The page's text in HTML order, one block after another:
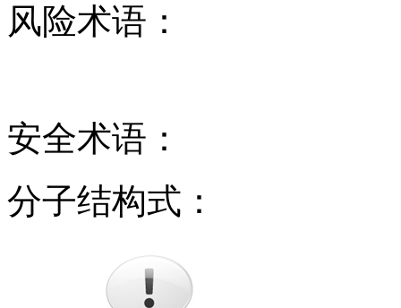
风险术语：
安全术语：
分子结构式：